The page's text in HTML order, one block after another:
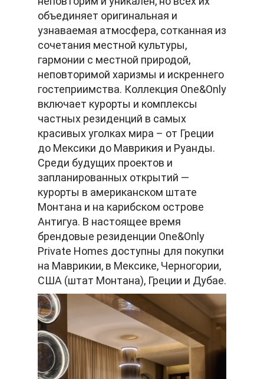
объединяет оригинальная и
узнаваемая атмосфера, сотканная из
сочетания местной культуры,
гармонии с местной природой,
неповторимой харизмы и искреннего
гостеприимства. Коллекция One&Only
включает курорты и комплексы
частных резиденций в самых
красивых уголках мира – от Греции
до Мексики до Маврикия и Руанды.
Среди будущих проектов и
запланированных открытий —
курорты в американском штате
Монтана и на карибском острове
Антигуа. В настоящее время
брендовые резиденции One&Only
Private Homes доступны для покупки
на Маврикии, в Мексике, Черногории,
США (штат Монтана), Греции и Дубае.